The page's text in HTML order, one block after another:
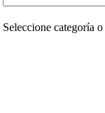
Seleccione categoría